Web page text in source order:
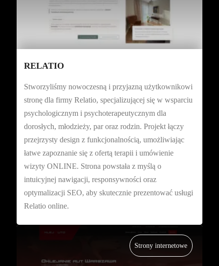
RELATIO
Stworzyliśmy nowoczesną i przyjazną użytkownikowi
stronę dla firmy Relatio, specjalizującej się w wsparciu
psychologicznym i psychoterapeutycznym dla
dorosłych, młodzieży, par oraz rodzin. Projekt łączy
przejrzysty design z funkcjonalnością, umożliwiając
łatwe zapoznanie się z ofertą terapii i umówienie
wizyty ONLINE. Strona powstała z myślą o
intuicyjnej nawigacji, responsywności oraz
optymalizacji SEO, aby skutecznie prezentować usługi
Relatio online.
Strony internetowe